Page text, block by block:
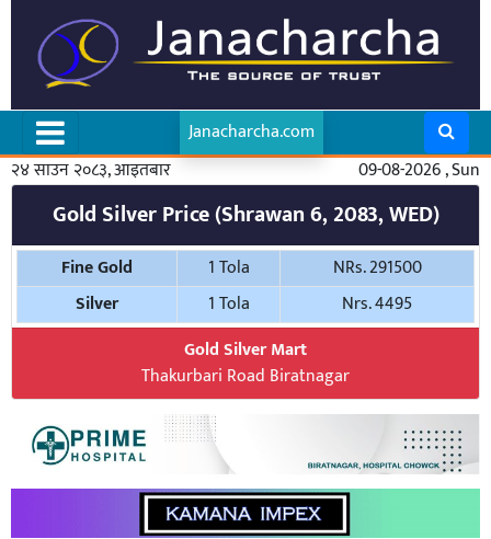
Janacharcha.com
२४ साउन २०८३, आइतबार
09-08-2026 , Sun
Gold Silver Price (Shrawan 6, 2083, WED)
Fine Gold 1 Tola
NRs. 291500
Silver
1 Tola
Nrs. 4495
Gold Silver Mart
Thakurbari Road Biratnagar